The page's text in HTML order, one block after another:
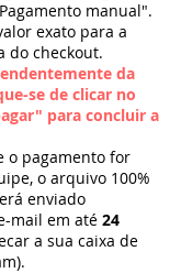
manual".
exato para a
do checkout.
da
se de clicar no
para concluir a
o pagamento for
o arquivo 100%
enviado
mail em até 24
a sua caixa de